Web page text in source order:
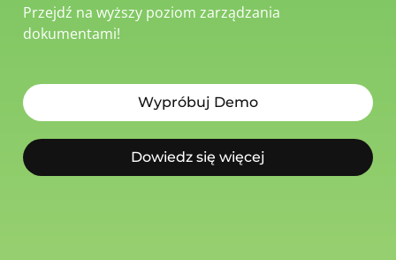
Przejdź na wyższy poziom zarządzania
dokumentami!
Wypróbuj Demo
Dowiedz się więcej